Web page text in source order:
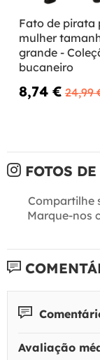
Fato de pirata
mulher
grande -
bucaneiro
8,74 € 24,99
FOTOS
Compartilhe
Marque-nos
Avaliação